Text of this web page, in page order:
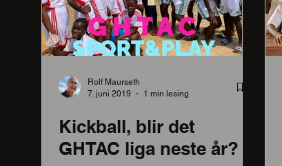
Rolf Maurseth
7. juni 2019
1 min lesing
Kickball, blir det
GHTAC liga neste år?